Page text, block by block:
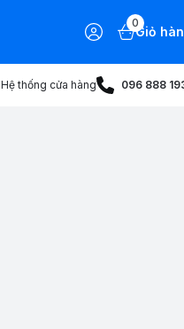
0
Giỏ
Hệ thống cửa hàng 096 888